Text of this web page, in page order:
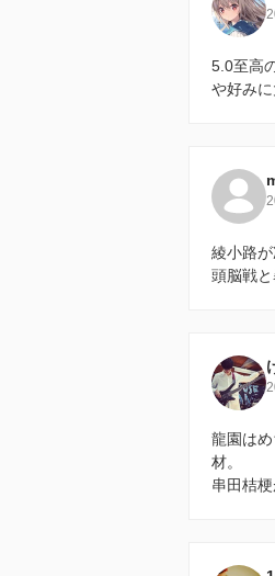
5.0至高
や好みに
綾小路が
頭脳戦
龍園は
材。
串田桔梗